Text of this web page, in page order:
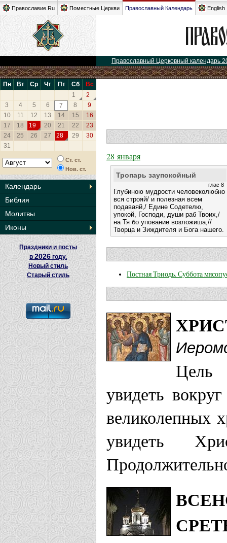
Православие.Ru Поместные Церкви Православный Календарь English
Православный Церковный календарь
Пн Вт Ср Чт Пт Сб
Вс
1
2
3
4 5 6 7 8
9
10
11 12 13 14 15
16
17
18 19 20 21 22
23
24
25 26 27 28 29
30
31
Ст. ст.
Нов. ст.
Календарь
Библия
Молитвы
Иконы
Праздники и посты
в2026 году.
Новый стиль
Старый стиль
28 января
Тропарь заупокойный
глас 8
Глубиною мудрости человеколюбно
вся строяй/ и полезная всем
подаваяй,/ Едине Содетелю,
упокой, Господи, души раб Твоих,/
на Тя бо упование возложиша,//
Творца и Зиждителя и Бога нашего.
Постная Триодь. Суббота
Цель
увидеть
великолепных
увидеть